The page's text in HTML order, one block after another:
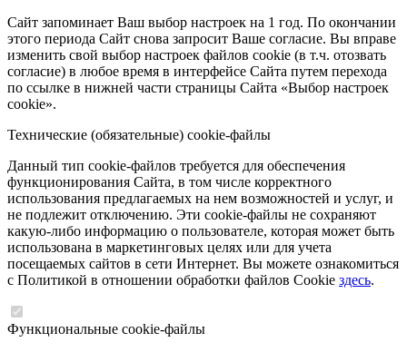
Сайт запоминает Ваш выбор настроек на 1 год. По окончании
этого периода Сайт снова запросит Ваше согласие. Вы вправе
изменить свой выбор настроек файлов cookie (в т.ч. отозвать
согласие) в любое время в интерфейсе Сайта путем перехода
по ссылке в нижней части страницы Сайта «Выбор настроек
cookie».
Технические (обязательные) cookie-файлы
Данный тип cookie-файлов требуется для обеспечения
функционирования Сайта, в том числе корректного
использования предлагаемых на нем возможностей и услуг, и
не подлежит отключению. Эти cookie-файлы не сохраняют
какую-либо информацию о пользователе, которая может быть
использована в маркетинговых целях или для учета
посещаемых сайтов в сети Интернет. Вы можете ознакомиться
с Политикой в отношении обработки файлов Cookie здесь.
Функциональные cookie-файлы